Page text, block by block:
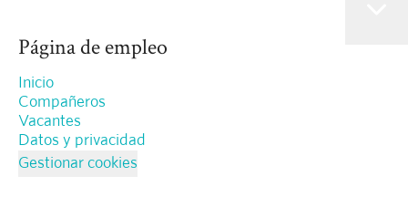
Página de empleo
Inicio
Compañeros
Vacantes
Datos y privacidad
Gestionar cookies